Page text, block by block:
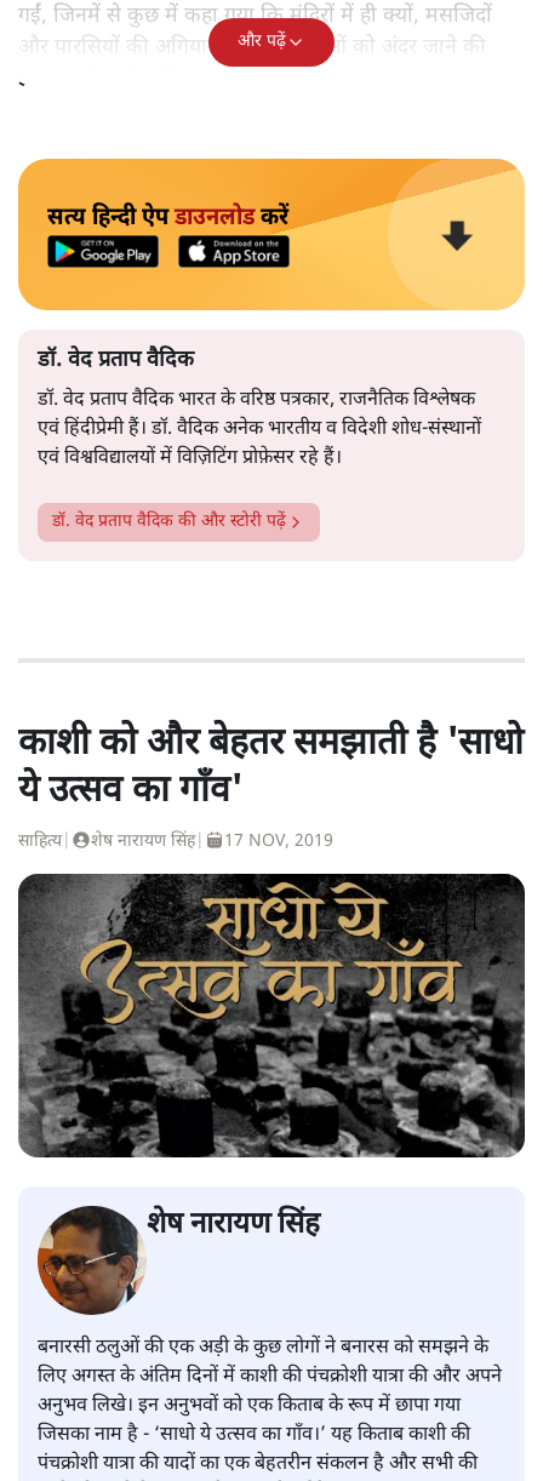
गईं, जिनमें से कुछ में कहा गया कि मंदिरों में ही क्यों, मसजिदों
और पारसियों की अगियारी में भी महिलाओं को अंदर जाने की
इजाजत मिलनी चाहिए।
और पढ़ें
सत्य हिन्दी ऐपडाउनलोडकरें
डॉ. वेद प्रताप वैदिक
डॉ. वेद प्रताप वैदिक भारत के वरिष्ठ पत्रकार, राजनैतिक विश्लेषक
एवं हिंदीप्रेमी हैं। डॉ. वैदिक अनेक भारतीय व विदेशी शोध-संस्थानों
एवं विश्वविद्यालयों में विज़िटिंग प्रोफ़ेसर रहे हैं।
डॉ. वेद प्रताप वैदिक की और स्टोरी पढ़ें
काशी को और बेहतर समझाती है 'साधो
ये उत्सव का गाँव'
साहित्य| शेष नारायण सिंह| 17 NOV, 2019
शेष नारायण सिंह
बनारसी ठलुओं की एक अड़ी के कुछ लोगों ने बनारस को समझने के
लिए अगस्त के अंतिम दिनों में काशी की पंचक्रोशी यात्रा की और अपने
अनुभव लिखे। इन अनुभवों को एक किताब के रूप में छापा गया
जिसका नाम है - ‘साधो ये उत्सव का गाँव।’ यह किताब काशी की
पंचक्रोशी यात्रा की यादों का एक बेहतरीन संकलन है और सभी की